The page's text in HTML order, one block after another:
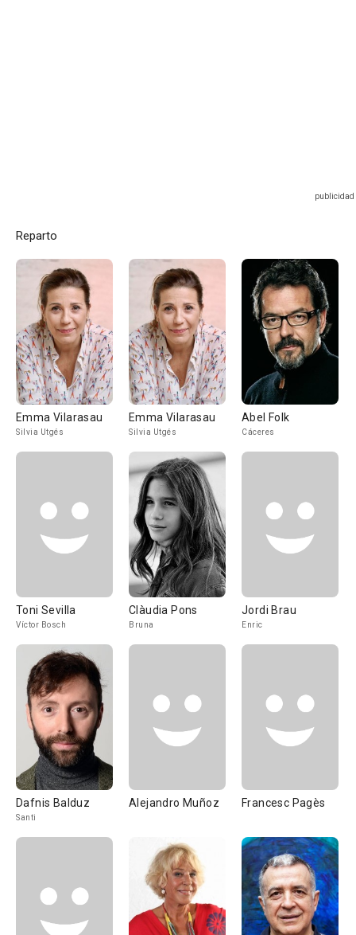
Reparto
Emma Vilarasau
Silvia Utgés
Emma Vilarasau
Silvia Utgés
Abel Folk
Cáceres
Toni Sevilla
Víctor Bosch
Clàudia Pons
Bruna
Jordi Brau
Enric
Dafnis Balduz
Santi
Alejandro Muñoz Francesc Pagès